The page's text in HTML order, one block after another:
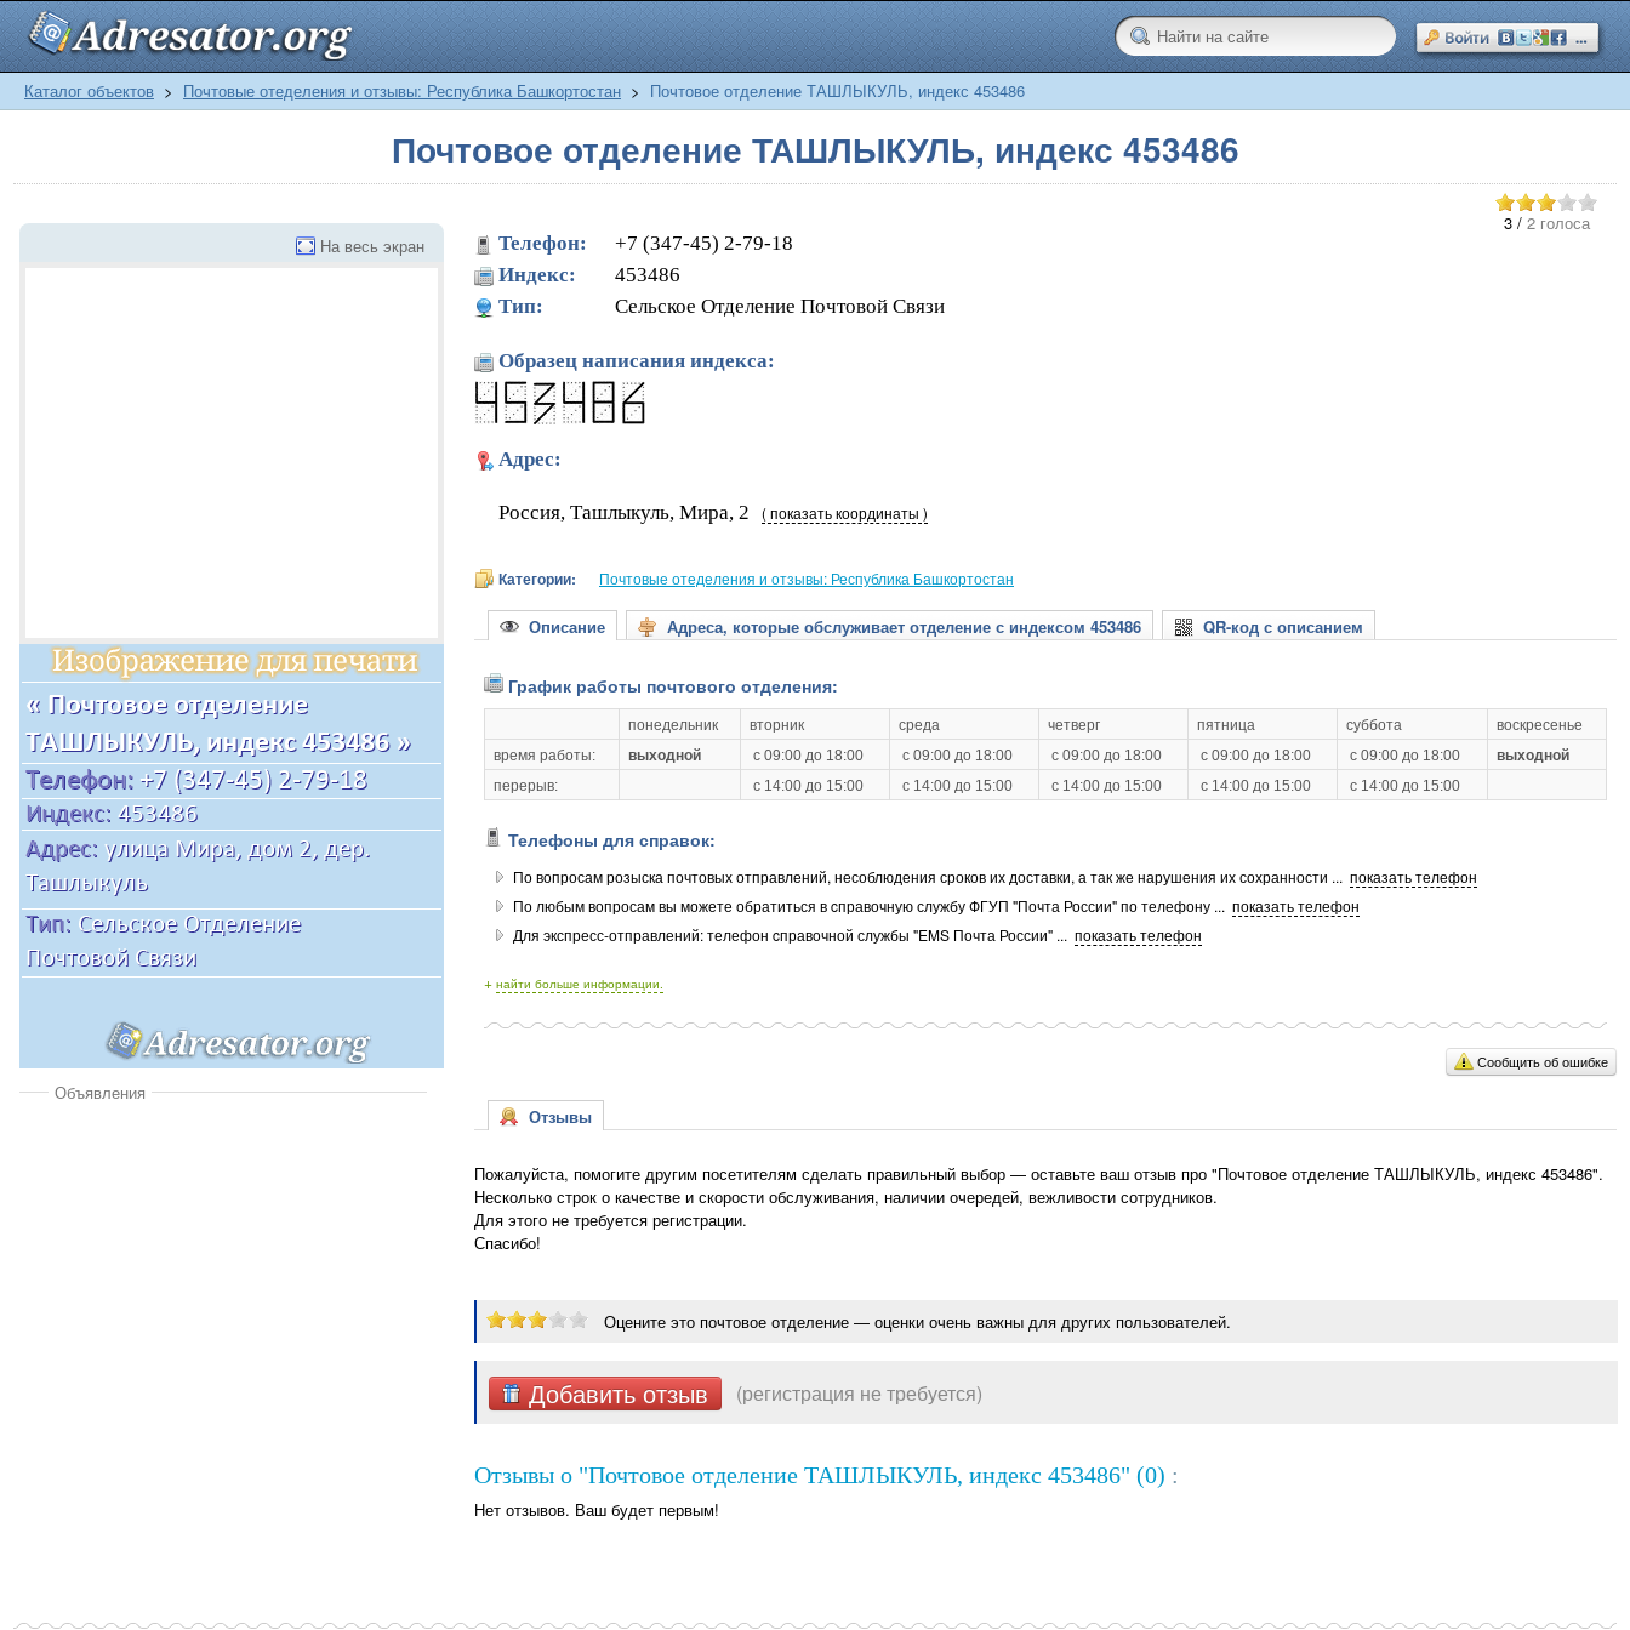
Каталог объектов > Почтовые отеделения и отзывы: Республика Башкортостан > Почтовое отделение ТАШЛЫКУЛЬ, индекс 453486
Почтовое отделение ТАШЛЫКУЛЬ, индекс 453486
3 / 2 голоса
На весь экран
Объявления
Телефон:
+7 (347-45) 2-79-18
Индекс:
453486
Тип:
Сельское Отделение Почтовой Связи
Образец написания индекса:
Адрес:
Россия, Ташлыкуль, Мира, 2 ( показать координаты )
Категории: Почтовые отеделения и отзывы: Республика Башкортостан
Описание Адреса, которые обслуживает отделение с индексом 453486 QR-код с описанием
График работы почтового отделения:
понедельник вторник среда четверг пятница суббота
воскресенье
время работы:
выходной с 09:00 до 18:00 с 09:00 до 18:00 с 09:00 до 18:00 с 09:00 до 18:00 с 09:00 до 18:00
выходной
перерыв:
с 14:00 до 15:00 с 14:00 до 15:00 с 14:00 до 15:00 с 14:00 до 15:00 с 14:00 до 15:00
Телефоны для справок:
По вопросам розыска почтовых отправлений, несоблюдения сроков их доставки, а так же нарушения их сохранности ... показать телефон
По любым вопросам вы можете обратиться в cправочную службу ФГУП "Почта России" по телефону ... показать телефон
Для экспресс-отправлений: телефон cправочной службы "EMS Почта России" ... показать телефон
+ найти больше информации.
Сообщить об ошибке
Отзывы
Пожалуйста, помогите другим посетителям сделать правильный выбор — оставьте ваш отзыв про "Почтовое отделение ТАШЛЫКУЛЬ, индекс 453486".
Несколько строк о качестве и скорости обслуживания, наличии очередей, вежливости сотрудников.
Для этого не требуется регистрации.
Спасибо!
Оцените это почтовое отделение — оценки очень важны для других пользователей.
Добавить отзыв (регистрация не требуется)
Отзывы о "Почтовое отделение ТАШЛЫКУЛЬ, индекс 453486" (0) :
Нет отзывов. Ваш будет первым!